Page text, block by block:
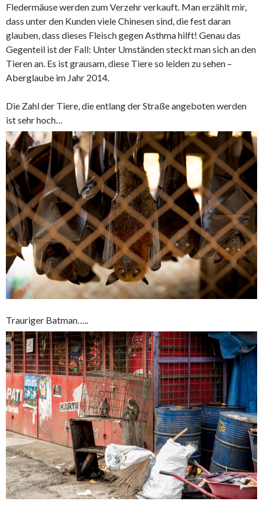
Fledermäuse werden zum Verzehr verkauft. Man erzählt mir,
dass unter den Kunden viele Chinesen sind, die fest daran
glauben, dass dieses Fleisch gegen Asthma hilft! Genau das
Gegenteil ist der Fall: Unter Umständen steckt man sich an den
Tieren an. Es ist grausam, diese Tiere so leiden zu sehen –
Aberglaube im Jahr 2014.
Die Zahl der Tiere, die entlang der Straße angeboten werden
ist sehr hoch…
Trauriger Batman…..